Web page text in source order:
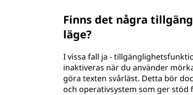
Finns det några
läge?
I vissa fall ja -
inaktiveras när du använder
göra texten svårläst. Detta bör
och operativsystem som ger stöd